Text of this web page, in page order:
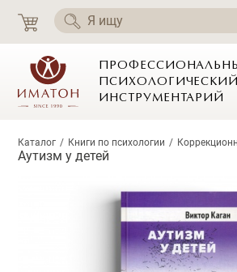
ПСИХОЛОГИЧЕСКИЙ
ИНСТРУМЕНТАРИЙ
Каталог Книги по психологии
Аутизм у детей